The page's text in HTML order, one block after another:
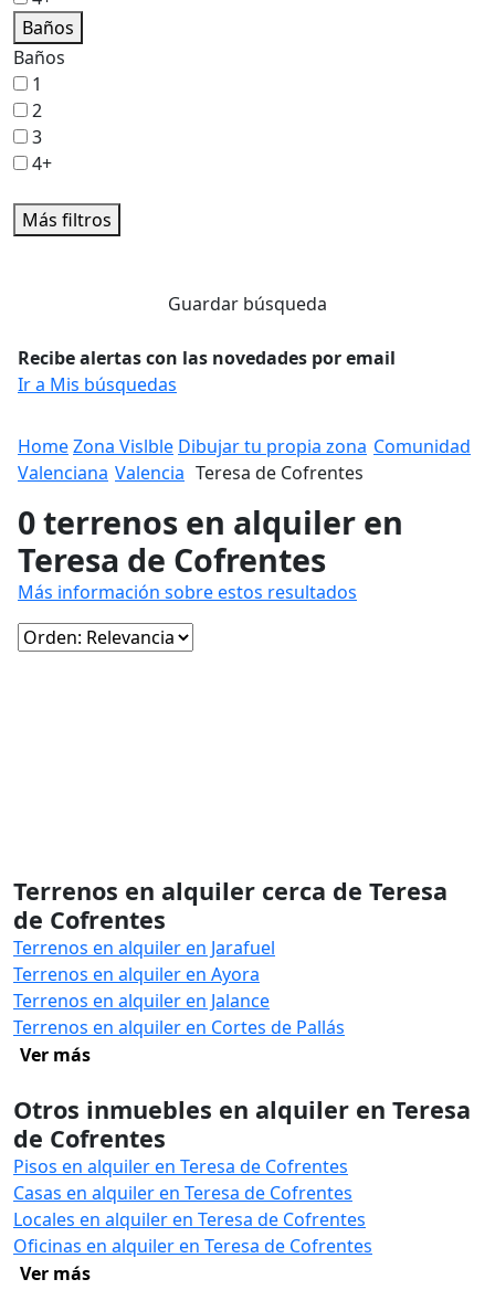
Baños
Baños
1
2
3
4+
Más filtros
Guardar búsqueda
Recibe alertas con las novedades por email
Ir a Mis búsquedas
HomeZona Vislble Dibujar tu propia zona Comunidad
Valenciana Valencia Teresa de Cofrentes
0 terrenos en alquiler en
Teresa de Cofrentes
Más información sobre estos resultados
Terrenos en alquiler cerca de Teresa
de Cofrentes
Terrenos en alquiler en Jarafuel
Terrenos en alquiler en Ayora
Terrenos en alquiler en Jalance
Terrenos en alquiler en Cortes de Pallás
Ver más
Otros inmuebles en alquiler en Teresa
de Cofrentes
Pisos en alquiler en Teresa de Cofrentes
Casas en alquiler en Teresa de Cofrentes
Locales en alquiler en Teresa de Cofrentes
Oficinas en alquiler en Teresa de Cofrentes
Ver más